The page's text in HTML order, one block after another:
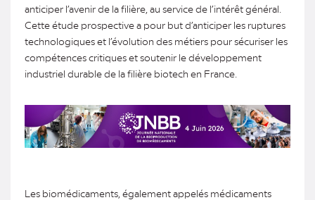
anticiper l’avenir de la filière, au service de l’intérêt général.
Cette étude prospective a pour but d’anticiper les ruptures
technologiques et l’évolution des métiers pour sécuriser les
compétences critiques et soutenir le développement
industriel durable de la filière biotech en France.
Les biomédicaments, également appelés médicaments